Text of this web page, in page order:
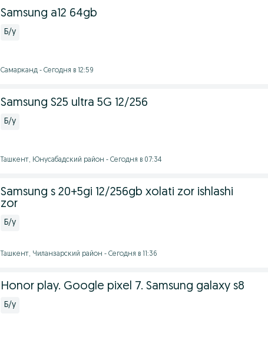
Samsung a12 64gb
Б/у
Самарканд - Сегодня в 12:59
Samsung S25 ultra 5G 12/256
Б/у
Ташкент, Юнусабадский район - Сегодня в 07:34
Samsung s 20+5gi 12/256gb xolati zor ishlashi
zor
Б/у
Ташкент, Чиланзарский район - Сегодня в 11:36
Honor play. Google pixel 7. Samsung galaxy s8
Б/у